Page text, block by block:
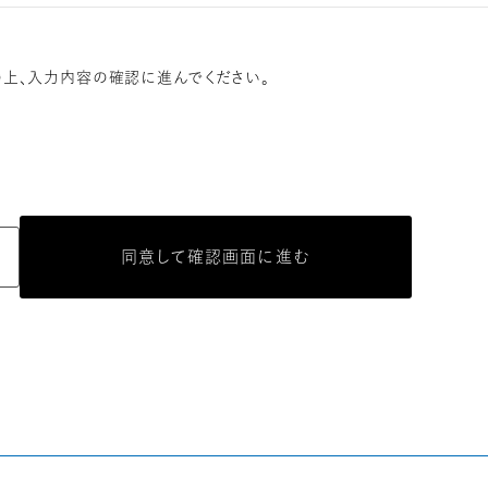
、 入力内容の確認に進んでください。